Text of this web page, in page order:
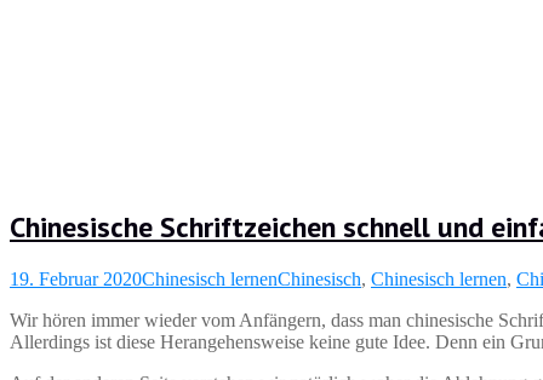
Chinesische Schriftzeichen schnell und
19. Februar 2020Chinesisch lernenChinesisch, Chinesisch lernen,
Wir hören immer wieder vom Anfängern, dass man chinesische
Allerdings ist diese Herangehensweise keine gute Idee. Denn ein